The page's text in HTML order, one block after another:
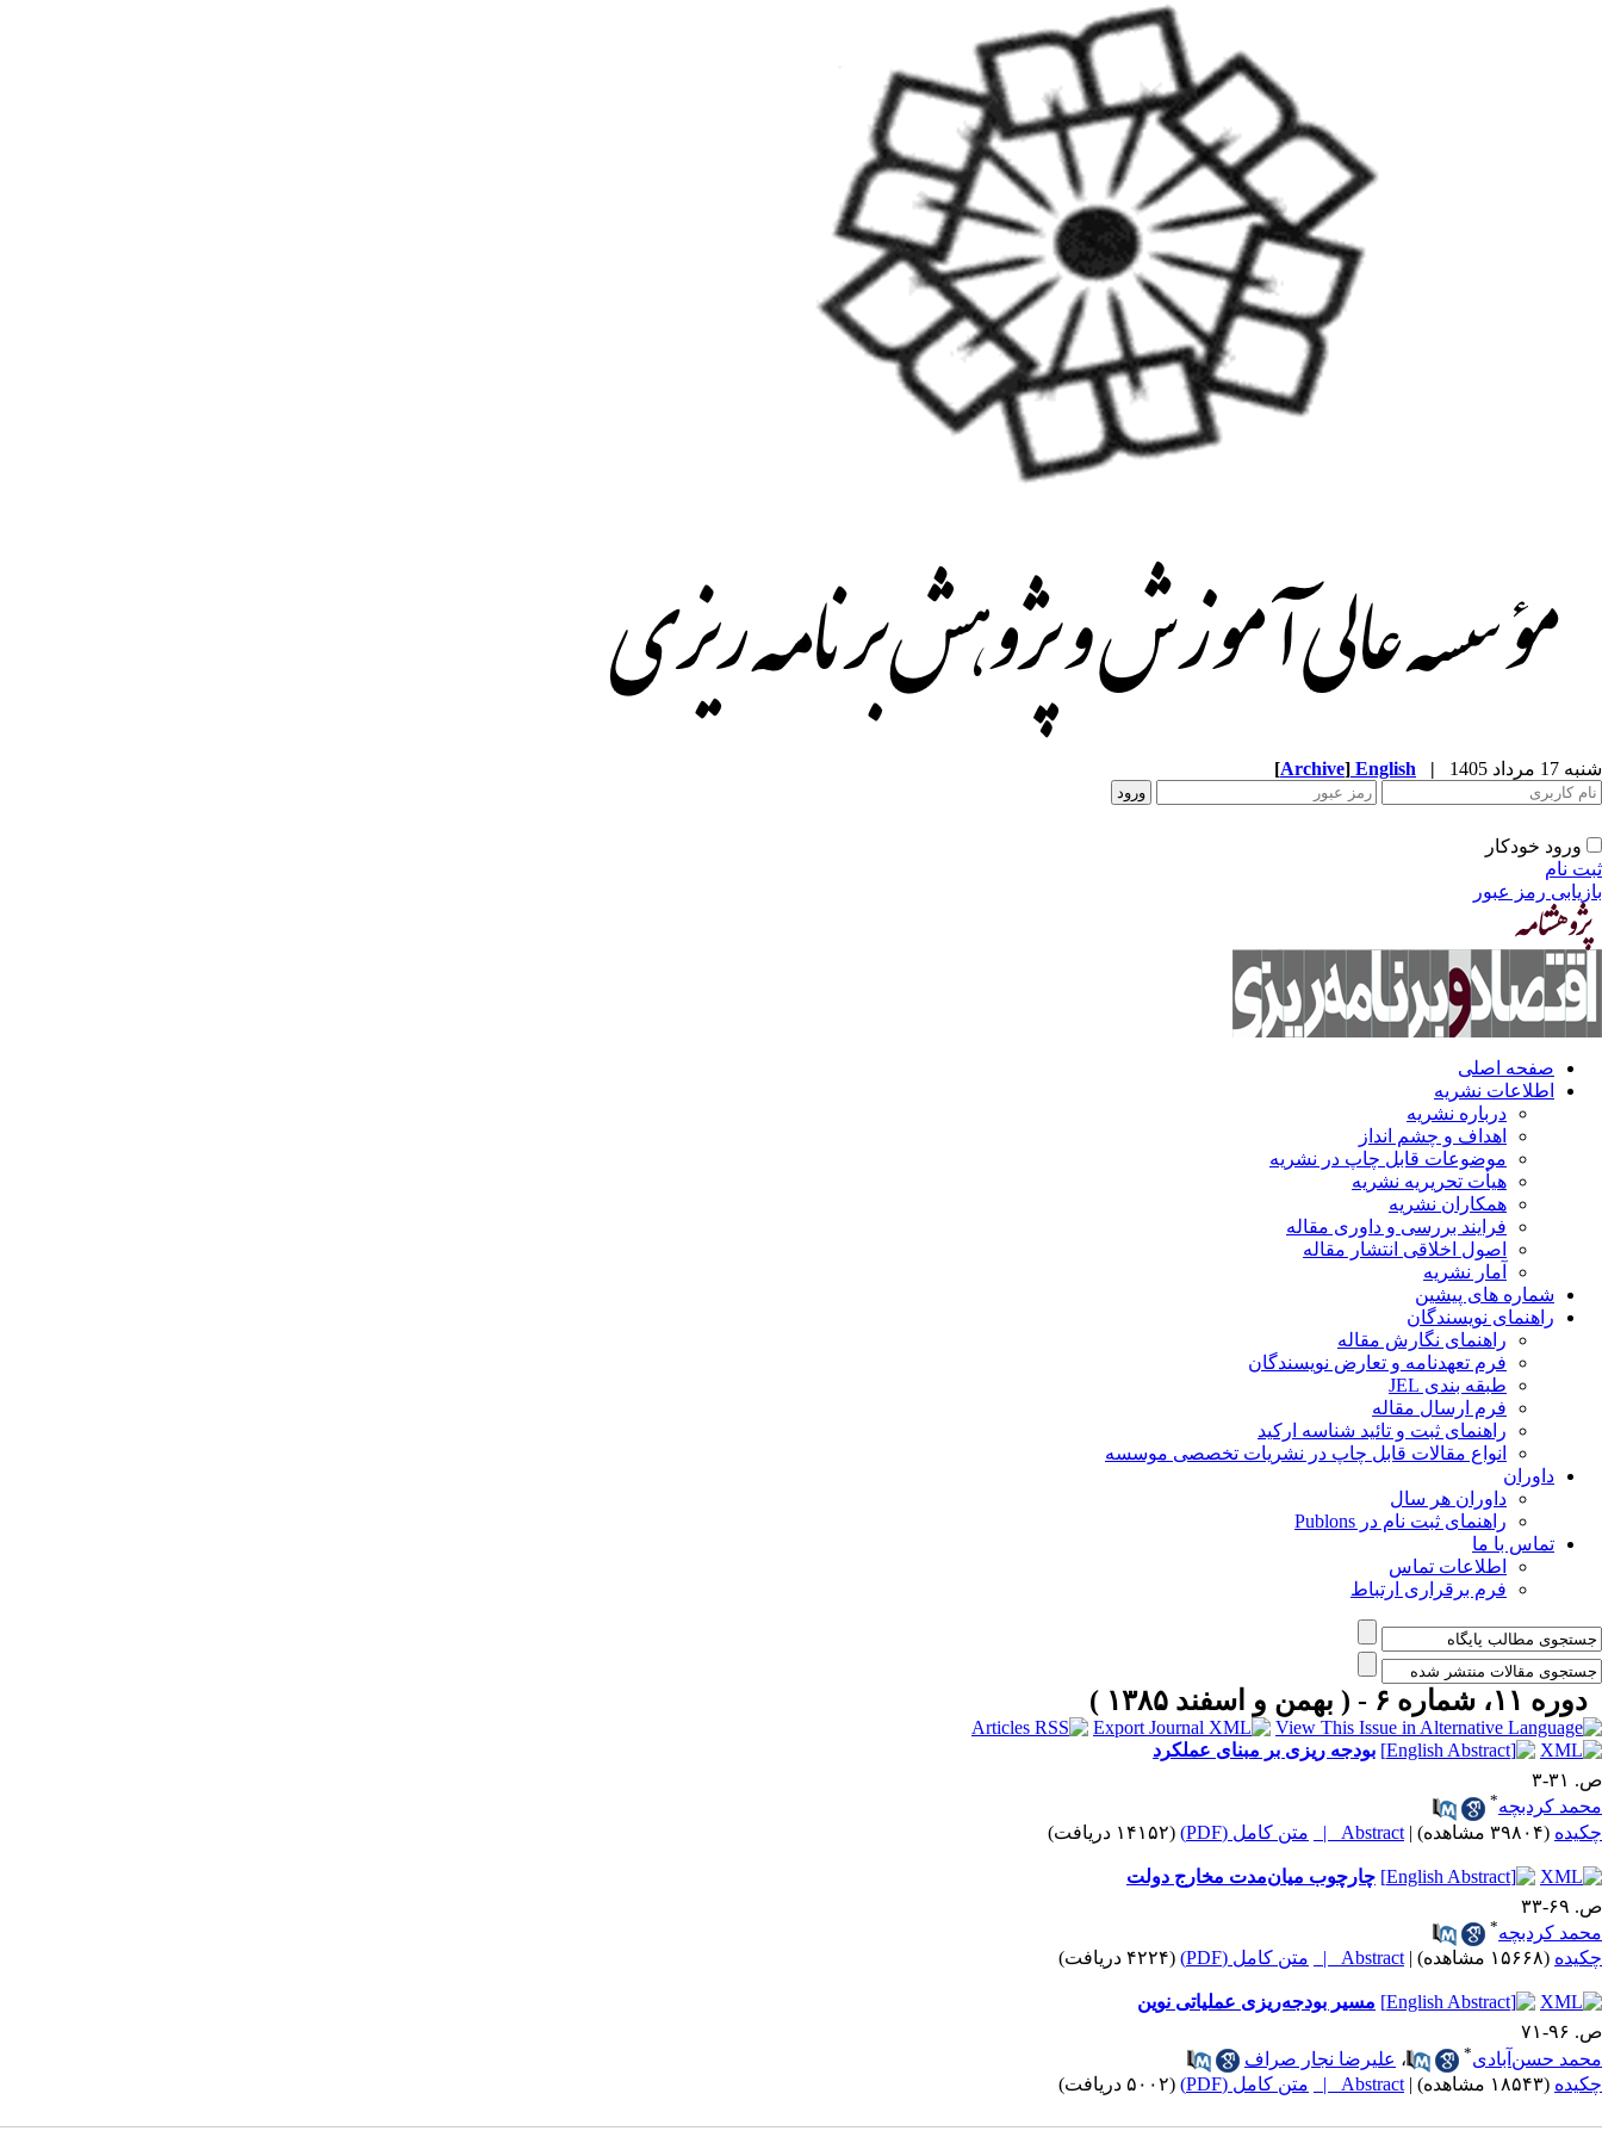
شنبه 17 مرداد 1405 |
English
[Archive]
ورود خودکار
ثبت نام
بازیابی رمز عبور
صفحه اصلی
اطلاعات نشریه
درباره نشریه
اهداف و چشم انداز
موضوعات قابل چاپ در نشریه
هیأت تحریریه نشریه
همکاران نشریه
فرایند بررسی و داوری مقاله
اصول اخلاقی انتشار مقاله
آمار نشریه
شماره های پیشین
راهنمای نویسندگان
راهنمای نگارش مقاله
فرم تعهدنامه و تعارض نویسندگان
طبقه بندی JEL
فرم ارسال مقاله
راهنمای ثبت و تائید شناسه ارکید
انواع مقالات قابل چاپ در نشریات تخصصی موسسه
داوران
داوران هر سال
راهنمای ثبت نام در Publons
تماس با ما
اطلاعات تماس
فرم برقراری ارتباط
دوره ۱۱، شماره ۶ - ( بهمن و اسفند ۱۳۸۵ )
بودجه ریزی بر مبنای عملکرد
ص. ۳۱-۳
محمد کردبچه*
چکیده (۳۹۸۰۴ مشاهده) |
Abstract | متن کامل (PDF) (۱۴۱۵۲ دریافت)
چارچوب میان‌مدت مخارج دولت
ص. ۶۹-۳۳
محمد کردبچه*
چکیده (۱۵۶۶۸ مشاهده) |
Abstract | متن کامل (PDF) (۴۲۲۴ دریافت)
مسیر بودجه‌ریزی عملیاتی نوین
ص. ۹۶-۷۱
محمد حسن‌آبادی* ، علیرضا نجار صراف
چکیده (۱۸۵۴۳ مشاهده) |
Abstract | متن کامل (PDF) (۵۰۰۲ دریافت)